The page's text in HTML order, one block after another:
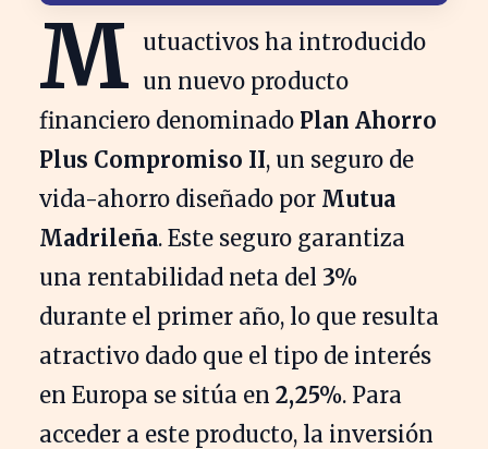
M utuactivos ha introducido
un nuevo producto
financiero denominado Plan Ahorro
Plus Compromiso II, un seguro de
vida-ahorro diseñado por Mutua
Madrileña. Este seguro garantiza
una rentabilidad neta del 3%
durante el primer año, lo que resulta
atractivo dado que el tipo de interés
en Europa se sitúa en 2,25%. Para
acceder a este producto, la inversión